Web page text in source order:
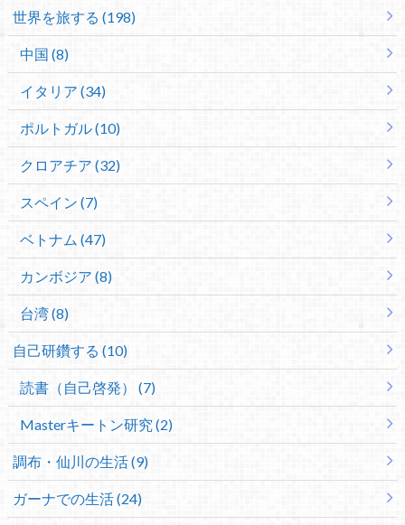
世界を旅する (198)
中国 (8)
イタリア (34)
ポルトガル (10)
クロアチア (32)
スペイン (7)
ベトナム (47)
カンボジア (8)
台湾 (8)
自己研鑽する (10)
読書（自己啓発） (7)
Masterキートン研究 (2)
調布・仙川の生活 (9)
ガーナでの生活 (24)